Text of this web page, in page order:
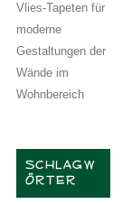
Vlies-Tapeten für
moderne
Gestaltungen der
Wände im
Wohnbereich
SCHLAGW
ÖRTER